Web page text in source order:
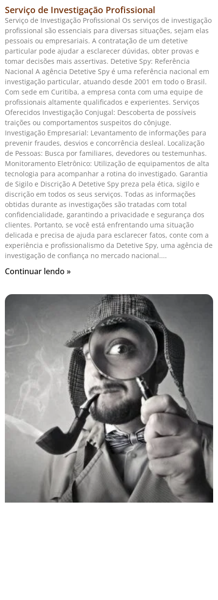
Serviço de Investigação Profissional
Serviço de Investigação Profissional Os serviços de investigação
profissional são essenciais para diversas situações, sejam elas
pessoais ou empresariais. A contratação de um detetive
particular pode ajudar a esclarecer dúvidas, obter provas e
tomar decisões mais assertivas. Detetive Spy: Referência
Nacional A agência Detetive Spy é uma referência nacional em
investigação particular, atuando desde 2001 em todo o Brasil.
Com sede em Curitiba, a empresa conta com uma equipe de
profissionais altamente qualificados e experientes. Serviços
Oferecidos Investigação Conjugal: Descoberta de possíveis
traições ou comportamentos suspeitos do cônjuge.
Investigação Empresarial: Levantamento de informações para
prevenir fraudes, desvios e concorrência desleal. Localização
de Pessoas: Busca por familiares, devedores ou testemunhas.
Monitoramento Eletrônico: Utilização de equipamentos de alta
tecnologia para acompanhar a rotina do investigado. Garantia
de Sigilo e Discrição A Detetive Spy preza pela ética, sigilo e
discrição em todos os seus serviços. Todas as informações
obtidas durante as investigações são tratadas com total
confidencialidade, garantindo a privacidade e segurança dos
clientes. Portanto, se você está enfrentando uma situação
delicada e precisa de ajuda para esclarecer fatos, conte com a
experiência e profissionalismo da Detetive Spy, uma agência de
investigação de confiança no mercado nacional.
Continuar lendo »